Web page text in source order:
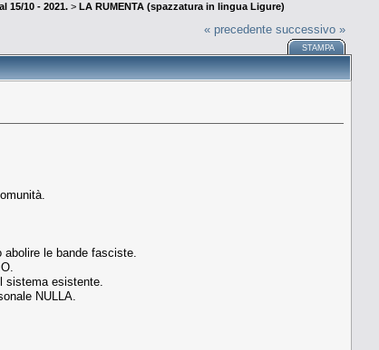
15/10 - 2021. > LA RUMENTA (spazzatura in lingua Ligure)
« precedente successivo »
STAMPA
le bande fasciste.
sistema esistente.
NULLA.